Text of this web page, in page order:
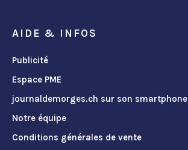
AIDE & INFOS
Publicité
Espace PME
journaldemorges.ch sur son smartphone
Notre équipe
Conditions générales de vente